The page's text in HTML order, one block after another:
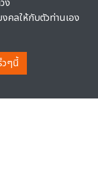
คลให้กับตัวท่านเอง
วๆนี้